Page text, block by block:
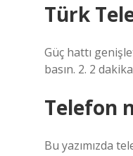
Türk
Güç hattı
basın. 2. 2
Telefon
Bu yazımızda